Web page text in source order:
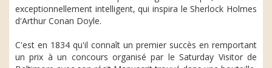
exceptionnellement intelligent, qui inspira le Sherlock Holmes
d'Arthur Conan Doyle.
C'est en 1834 qu'il connaît un premier succès en remportant
un prix à un concours organisé par le Saturday Visitor de